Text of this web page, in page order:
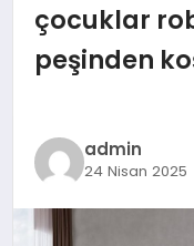
MAGAZIN
YAŞAM
DÜNYA
çocuklar
peşinden
admin
24 Nisan 2025